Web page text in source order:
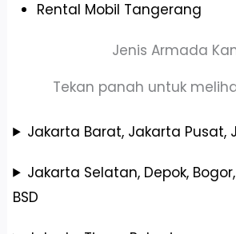
Rental Mobil Tangerang
Jenis Armada
Tekan panah untuk
Jakarta Barat, Jakarta Pusat,
Jakarta Selatan, Depok,
BSD